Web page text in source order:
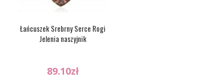
Łańcuszek Srebrny Serce Rogi
Jelenia naszyjnik
89.10zł